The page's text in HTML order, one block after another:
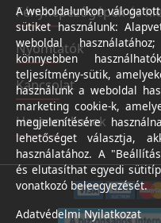
Fényképezőgépek és
Nyomtatók
Kapcsolat
Hasznos linkek
A weboldalunkon
sütiket használunk:
weboldal
könnyebben
teljesítmény-sütik,
használunk a weboldal
marketing cookie-k,
megjelenítésére
lehetőséget választja,
használatához. A
és elutasíthat egyedi
vonatkozó beleegyezését.
Adatvédelmi Nyilatkozat